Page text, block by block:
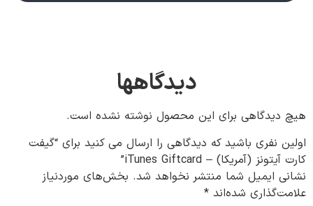
دیدگاهها
هیچ دیدگاهی برای این محصول نوشته نشده است.
اولین نفری باشید که دیدگاهی را ارسال می کنید برای “گیفت
کارت آیتونز (آمریکا) – iTunes Giftcard”
نشانی ایمیل شما منتشر نخواهد شد. بخش‌های موردنیاز
علامت‌گذاری شده‌اند *